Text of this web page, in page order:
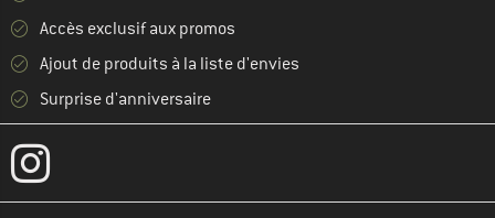
Accès exclusif aux promos
Ajout de produits à la liste d'envies
Surprise d'anniversaire